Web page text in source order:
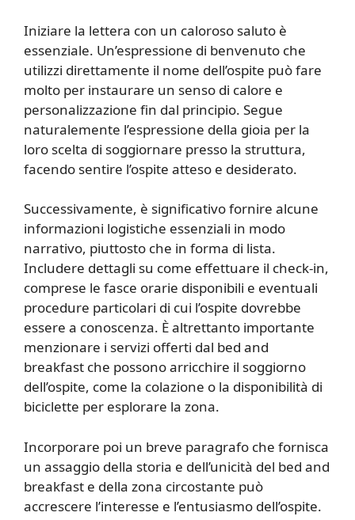
Iniziare la lettera con un caloroso saluto è
essenziale. Un’espressione di benvenuto che
utilizzi direttamente il nome dell’ospite può fare
molto per instaurare un senso di calore e
personalizzazione fin dal principio. Segue
naturalemente l’espressione della gioia per la
loro scelta di soggiornare presso la struttura,
facendo sentire l’ospite atteso e desiderato.
Successivamente, è significativo fornire alcune
informazioni logistiche essenziali in modo
narrativo, piuttosto che in forma di lista.
Includere dettagli su come effettuare il check-in,
comprese le fasce orarie disponibili e eventuali
procedure particolari di cui l’ospite dovrebbe
essere a conoscenza. È altrettanto importante
menzionare i servizi offerti dal bed and
breakfast che possono arricchire il soggiorno
dell’ospite, come la colazione o la disponibilità di
biciclette per esplorare la zona.
Incorporare poi un breve paragrafo che fornisca
un assaggio della storia e dell’unicità del bed and
breakfast e della zona circostante può
accrescere l’interesse e l’entusiasmo dell’ospite.